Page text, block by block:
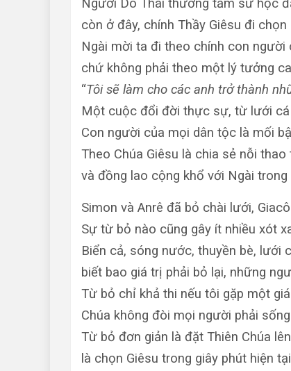
Người Do Thái thường tầm sư học
còn ở đây, chính Thầy Giêsu đi
Ngài mời ta đi theo chính con người
chứ không phải theo một lý tưởng
“Tôi sẽ làm cho các anh trở thành
Một cuộc đổi đời thực sự, từ lưới
Con người của mọi dân tộc là mối
Theo Chúa Giêsu là chia sẻ nỗi
và đồng lao cộng khổ với Ngài
Simon và Anrê đã bỏ chài lưới,
Sự từ bỏ nào cũng gây ít nhiều xót
Biển cả, sóng nước, thuyền bè, lưới
biết bao giá trị phải bỏ lại, những
Từ bỏ chỉ khả thi nếu tôi gặp một
Chúa không đòi mọi người phải
Từ bỏ đơn giản là đặt Thiên Chúa
là chọn Giêsu trong giây phút hiện